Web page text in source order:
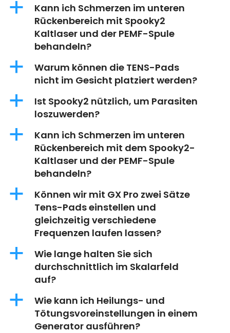
a
Kann ich Schmerzen im unteren
Rückenbereich mit Spooky2
Kaltlaser und der PEMF-Spule
behandeln?
a
Warum können die TENS-Pads
nicht im Gesicht platziert werden?
a
Ist Spooky2 nützlich, um Parasiten
loszuwerden?
a
Kann ich Schmerzen im unteren
Rückenbereich mit dem Spooky2-
Kaltlaser und der PEMF-Spule
behandeln?
a
Können wir mit GX Pro zwei Sätze
Tens-Pads einstellen und
gleichzeitig verschiedene
Frequenzen laufen lassen?
a
Wie lange halten Sie sich
durchschnittlich im Skalarfeld
auf?
a
Wie kann ich Heilungs- und
Tötungsvoreinstellungen in einem
Generator ausführen?